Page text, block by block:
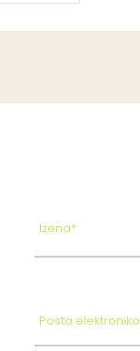
Izena*
Posta